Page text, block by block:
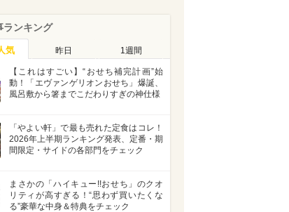
ランキング
気 昨日 1週間
【これはすごい】“おせち補完計画”始
動！「エヴァンゲリオンおせち」爆誕、
風呂敷から箸までこだわりすぎの神仕様
「やよい軒」で最も売れた定食はコレ！
2026年上半期ランキング発表、定番・期
間限定・サイドの各部門をチェック
まさかの「ハイキュー!!おせち」のクオ
リティが高すぎる！“思わず買いたくな
る”豪華な中身＆特典をチェック